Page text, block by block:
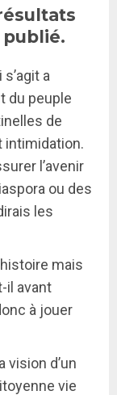
a
du peuple
de
intimidation.
l’avenir
ou des
les
mais
il avant
à jouer
vision d’un
vie